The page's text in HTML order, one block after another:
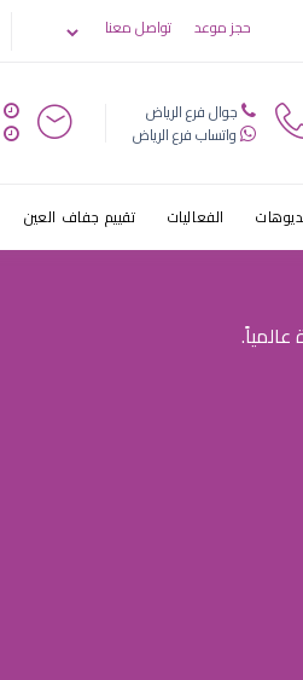
حجز موعد تواصل معنا
جوال فرع الرياض
واتساب فرع الرياض
الفعاليات تقييم جفاف العين